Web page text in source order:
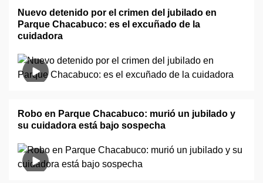
Nuevo detenido por el crimen del jubilado en
Parque Chacabuco: es el excuñado de la
cuidadora
Robo en Parque Chacabuco: murió un jubilado y
su cuidadora está bajo sospecha